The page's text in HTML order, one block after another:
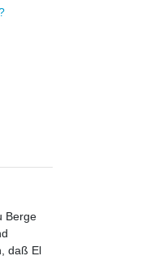
Berge
daß El